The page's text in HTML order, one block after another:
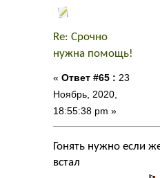
Re: Срочно
нужна помощь!
« Ответ #65 : 23
Ноябрь, 2020,
18:55:38 pm »
Гонять нужно если
встал